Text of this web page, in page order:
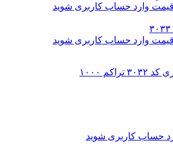
وارد حساب کاربری شوید
وارد حساب کاربری شوید
حساب کاربری شوید